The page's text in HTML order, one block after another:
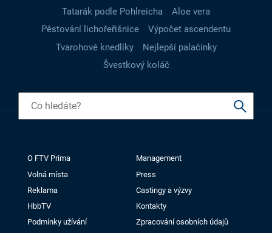
Tatarák podle Pohlreicha
Aloe vera
Pěstování lichořeřišnice
Výpočet ascendentu
Tvarohové knedlíky
Nejlepší palačinky
Švestkový koláč
O FTV Prima
Management
Volná místa
Press
Reklama
Castingy a výzvy
HbbTV
Kontakty
Podmínky užívání
Zpracování osobních údajů